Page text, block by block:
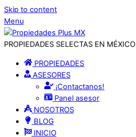
Skip to content
Menu
PROPIEDADES SELECTAS EN MÉXICO
PROPIEDADES
ASESORES
¡Contactanos!
Panel asesor
NOSOTROS
BLOG
INICIO